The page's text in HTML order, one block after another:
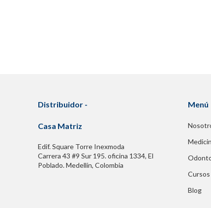
Distribuidor -
Casa Matriz
Edif. Square Torre Inexmoda
Carrera 43 #9 Sur 195. oficina 1334, El
Poblado. Medellín, Colombia
Menú
Cursos
Blog